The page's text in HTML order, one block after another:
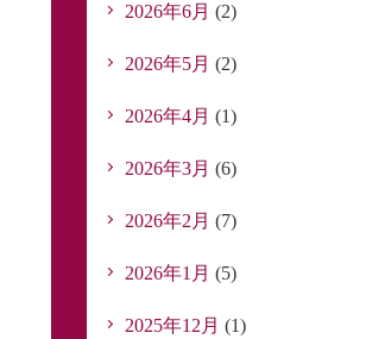
2026年6月 (2)
2026年5月 (2)
2026年4月 (1)
2026年3月 (6)
2026年2月 (7)
2026年1月 (5)
2025年12月 (1)